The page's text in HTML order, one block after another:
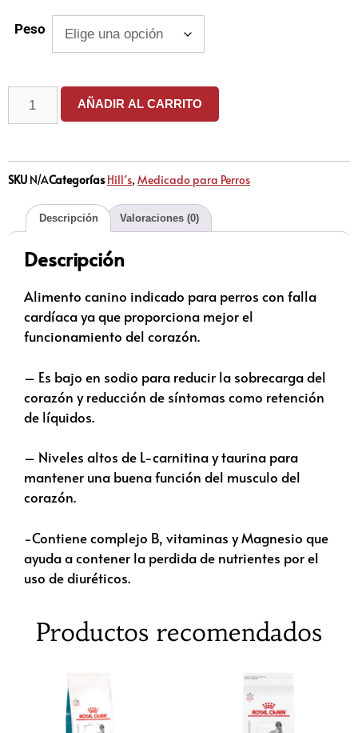
Peso
AÑADIR AL CARRITO
SKU N/ACategorías Hill´s, Medicado para Perros
Descripción Valoraciones (0)
Descripción
Alimento canino indicado para perros con falla
cardíaca ya que proporciona mejor el
funcionamiento del corazón.
– Es bajo en sodio para reducir la sobrecarga del
corazón y reducción de síntomas como retención
de líquidos.
– Niveles altos de L-carnitina y taurina para
mantener una buena función del musculo del
corazón.
-Contiene complejo B, vitaminas y Magnesio que
ayuda a contener la perdida de nutrientes por el
uso de diuréticos.
Productos recomendados